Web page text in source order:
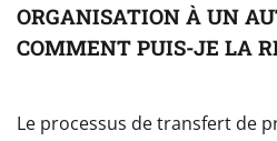
ORGANISATION À UN
COMMENT PUIS-JE LA
Le processus de transfert de